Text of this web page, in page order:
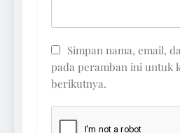
Simpan nama, email,
pada peramban ini untuk
berikutnya.